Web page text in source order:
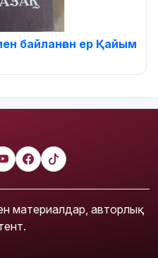
байланған ер Қайым
материалдар, авторлық